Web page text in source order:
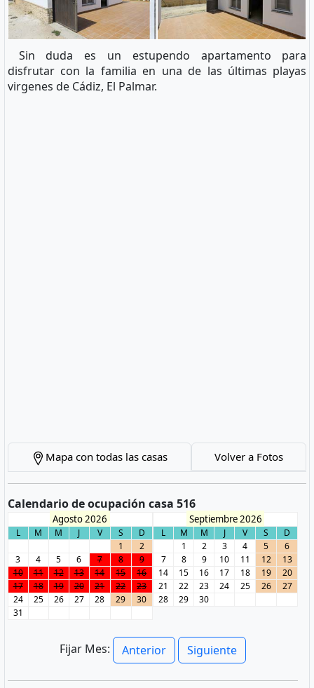
Sin duda es un estupendo apartamento para
disfrutar con la familia en una de las últimas playas
virgenes de Cádiz, El Palmar.
Mapa con todas las casas Volver a Fotos
Calendario de ocupación casa 516
Agosto 2026
L M M J V S
D
1
2
3
4 5 6 7 8
9
10
11 12 13 14 15
16
17
18 19 20 21 22
23
24
25 26 27 28 29
30
31
Septiembre 2026
L M M J V S
D
1
2 3 4 5
6
7
8 9 10 11 12
13
14
15 16 17 18 19
20
21
22 23 24 25 26
27
28
29 30
Fijar Mes: Anterior Siguiente